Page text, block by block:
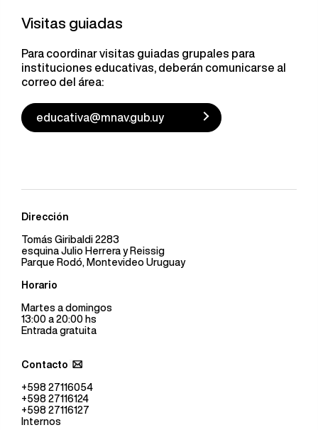
Visitas guiadas
Para coordinar visitas guiadas grupales para
instituciones educativas, deberán comunicarse al
correo del área:
educativa@mnav.gub.uy
Dirección
Tomás Giribaldi 2283
esquina Julio Herrera y Reissig
Parque Rodó, Montevideo Uruguay
Horario
Martes a domingos
13:00 a 20:00 hs
Entrada gratuita
Contacto
+598 27116054
+598 27116124
+598 27116127
Internos